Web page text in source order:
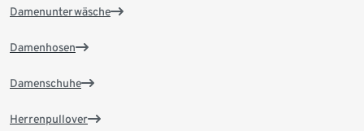
Damenunterwäsche
Damenhosen
Damenschuhe
Herrenpullover